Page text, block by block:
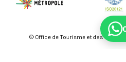
© Office de Tourisme et des